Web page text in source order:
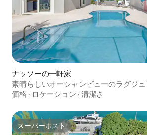
ナッソーの一軒家
素晴らしいオーシャンビューのラグジ
価格 · ロケーション · 清潔さ
スーパーホスト
スーパーホスト